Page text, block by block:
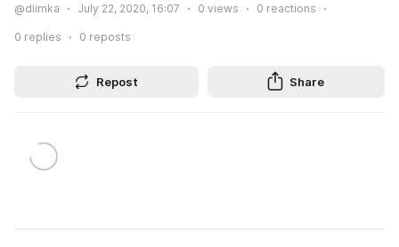
@diimka July 22, 2020, 16:07 0 views 0 reactions
0 replies 0 reposts
Repost Share